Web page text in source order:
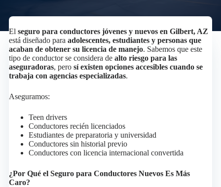
El seguro para conductores jóvenes y nuevos en Gilbert, AZ
está diseñado para adolescentes, estudiantes y personas que
acaban de obtener su licencia de manejo. Sabemos que este
tipo de conductor se considera de alto riesgo para las
aseguradoras, pero sí existen opciones accesibles cuando se
trabaja con agencias especializadas.
Aseguramos:
Teen drivers
Conductores recién licenciados
Estudiantes de preparatoria y universidad
Conductores sin historial previo
Conductores con licencia internacional convertida
¿Por Qué el Seguro para Conductores Nuevos Es Más
Caro?